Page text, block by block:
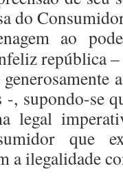
do
ao
república
, supondo-se
legal
que
a ilegalidade